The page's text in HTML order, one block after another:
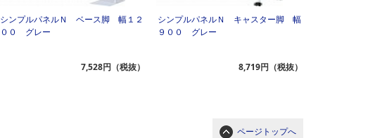
シンプルパネルＮ ベース脚 幅１２
００ グレー
7,528円（税抜）
シンプルパネルＮ キャスター脚 幅
９００ グレー
8,719円（税抜）
ページトップへ